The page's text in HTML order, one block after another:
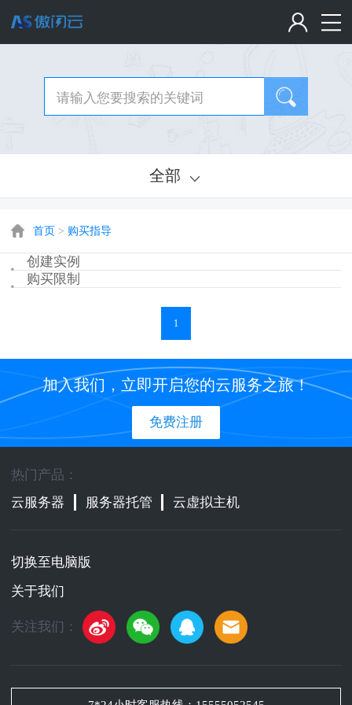
全部
首页 > 购买指导
创建实例
购买限制
1
加入我们，立即开启您的云服务之旅！
免费注册
热门产品：
云服务器
服务器托管 云虚拟主机
切换至电脑版
关于我们
关注我们：